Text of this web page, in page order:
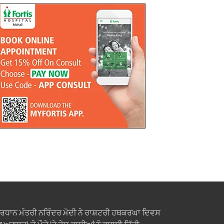
ਮੰਤਰੀ ਨਰਿੰਦਰ ਮੋਦੀ ਨੇ ਰਾਸ਼ਟਰੀ ਹਥਕਰਘਾ ਦਿਵਸ